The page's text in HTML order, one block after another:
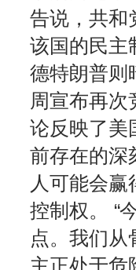
告说，共和
该国的民主
德特朗普则
周宣布再次
论反映了美
前存在的深
人可能会赢
控制权。 “
点。我们从
主正处于危